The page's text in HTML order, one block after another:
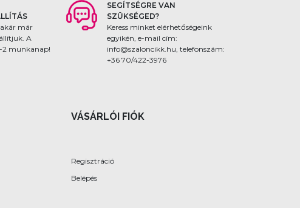
már
A
2 munkanap!
SEGÍTSÉGRE VAN
SZÜKSÉGED?
Keress minket elérhetőségeink
egyikén, e-mail cím:
info@szaloncikk.hu, telefonszám:
+36 70/422-3976
VÁSÁRLÓI FIÓK
Regisztráció
Belépés